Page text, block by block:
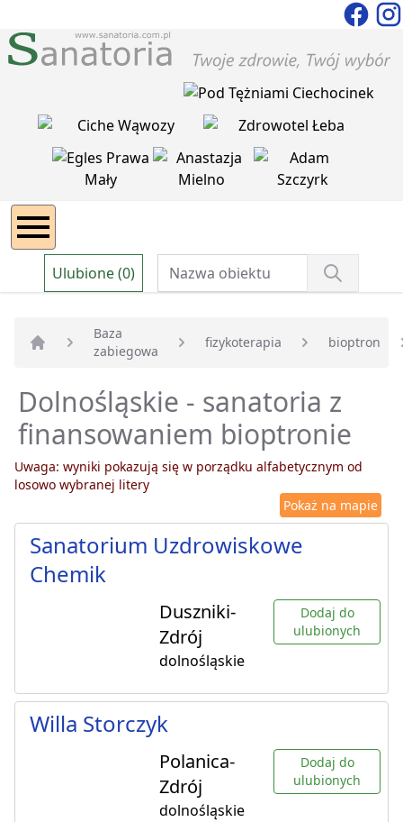
Ulubione (0)
Strona główna
Baza
zabiegowa
fizykoterapia bioptron
Dolnośląskie - sanatoria z
finansowaniem bioptronie
Uwaga: wyniki pokazują się w porządku alfabetycznym od
losowo wybranej litery
Pokaż na mapie
Sanatorium Uzdrowiskowe
Chemik
Duszniki-
Zdrój
dolnośląskie
Dodaj do
ulubionych
Willa Storczyk
Polanica-
Zdrój
dolnośląskie
Dodaj do
ulubionych